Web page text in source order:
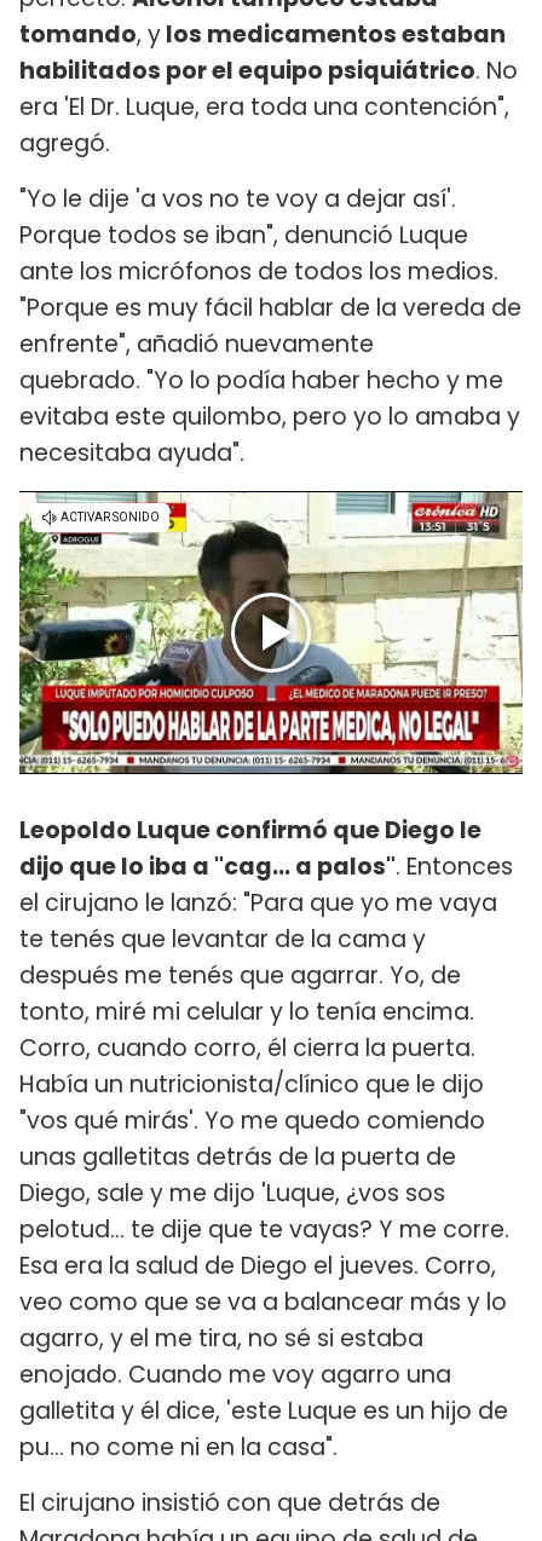
tomando, ylos medicamentos estaban
habilitados por el equipo psiquiátrico. No
era 'El Dr. Luque, era toda una contención",
agregó.
"Yo le dije 'a vos no te voy a dejar así'.
Porque todos se iban", denunció Luque
ante los micrófonos de todos los medios.
"Porque es muy fácil hablar de la vereda de
enfrente", añadió nuevamente
quebrado. "Yo lo podía haber hecho y me
evitaba este quilombo, pero yo lo amaba y
necesitaba ayuda".
Leopoldo Luque confirmó que Diego le
dijo que lo iba a "cag... a palos". Entonces
el cirujano le lanzó: "Para que yo me vaya
te tenés que levantar de la cama y
después me tenés que agarrar. Yo, de
tonto, miré mi celular y lo tenía encima.
Corro, cuando corro, él cierra la puerta.
Había un nutricionista/clínico que le dijo
"vos qué mirás'. Yo me quedo comiendo
unas galletitas detrás de la puerta de
Diego, sale y me dijo 'Luque, ¿vos sos
pelotud... te dije que te vayas? Y me corre.
Esa era la salud de Diego el jueves. Corro,
veo como que se va a balancear más y lo
agarro, y el me tira, no sé si estaba
enojado. Cuando me voy agarro una
galletita y él dice, 'este Luque es un hijo de
pu... no come ni en la casa".
El cirujano insistió con que detrás de